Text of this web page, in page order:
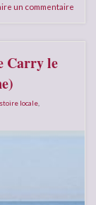
un commentaire
Carry le
locale